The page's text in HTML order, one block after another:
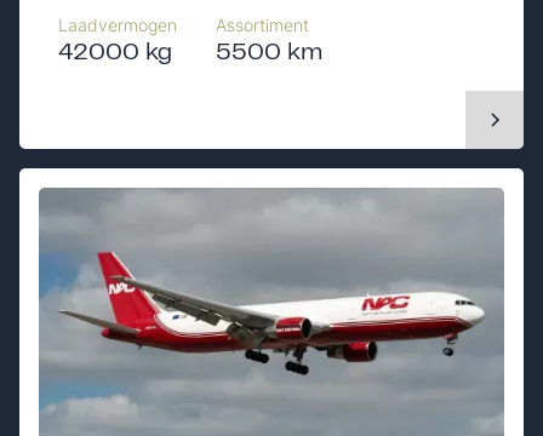
Laadvermogen
42000 kg
Assortiment
5500 km